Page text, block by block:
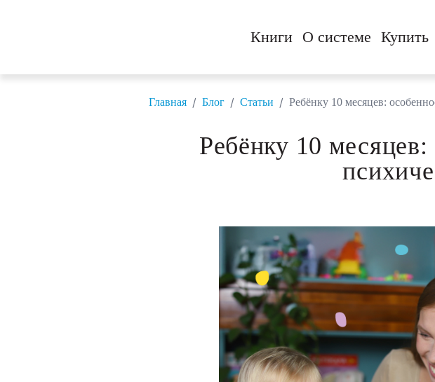
Книги О системе Купить
Главная / Блог / Статьи / Ребёнку 10 месяцев:
Ребёнку 10